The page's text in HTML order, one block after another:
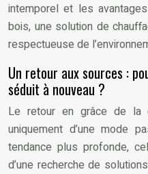
intemporel et les
bois, une solution de
respectueuse de
Un retour aux sources :
séduit à nouveau ?
Le retour en grâce de la
uniquement d’une mode
tendance plus profonde,
d’une recherche de